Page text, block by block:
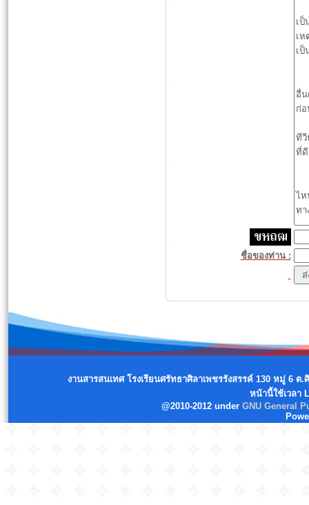
ชื่อของท่าน :
งานสารสนเทศ โรงเรียนศรัทธาศิลาเพชรรังสรรค์ 130 หมู่ 6
หน้านี้ใช้เวลา
@2010-2012 under GNU General